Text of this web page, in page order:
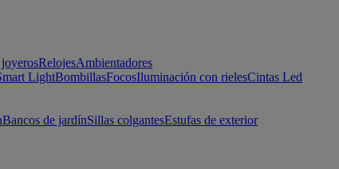
RelojesAmbientadores
LightBombillasFocosIluminación con rielesCintas Led
Bancos de jardínSillas colgantesEstufas de exterior